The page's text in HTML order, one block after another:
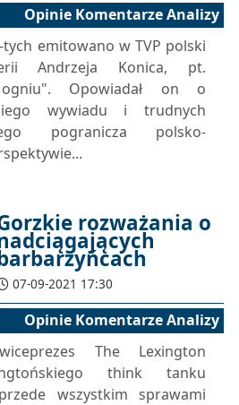
Opinie Komentarze Analizy
emitowano w TVP polski
Andrzeja Konica, pt.
Opowiadał on o
wywiadu i trudnych
pogranicza polsko-
rozważania o
07-09-2021 17:30
Opinie Komentarze Analizy
The Lexington
think tanku
wszystkim sprawami